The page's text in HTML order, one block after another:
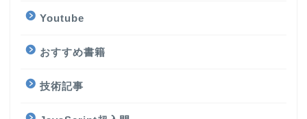
Youtube
おすすめ書籍
技術記事